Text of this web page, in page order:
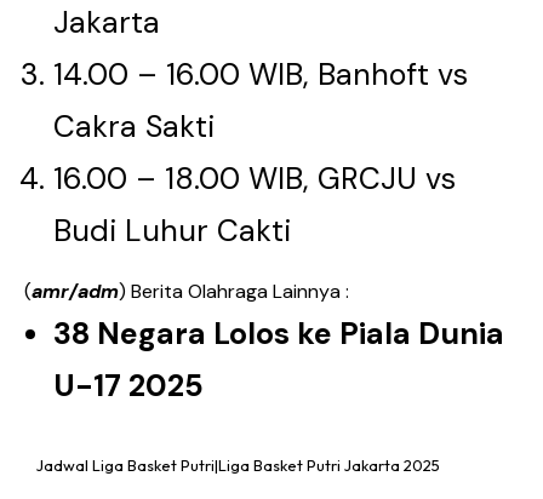
Jakarta
14.00 – 16.00 WIB, Banhoft vs
Cakra Sakti
16.00 – 18.00 WIB, GRCJU vs
Budi Luhur Cakti
(amr/adm) Berita Olahraga Lainnya :
38 Negara Lolos ke Piala Dunia
U-17 2025
Jadwal Liga Basket Putri|Liga Basket Putri Jakarta 2025